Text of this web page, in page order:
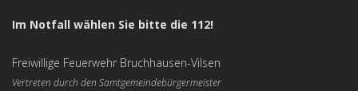
Im Notfall wählen Sie bitte die 112!
Freiwillige Feuerwehr Bruchhausen-Vilsen
Vertreten durch den Samtgemeindebürgermeister